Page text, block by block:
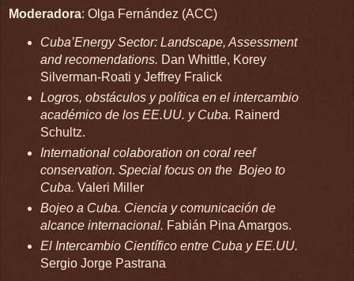
Moderadora: Olga Fernández (ACC)
Cuba’Energy Sector: Landscape, Assessment
and recomendations. Dan Whittle, Korey
Silverman-Roati y Jeffrey Fralick
Logros, obstáculos y política en el intercambio
académico de los EE.UU. y Cuba. Rainerd
Schultz.
International colaboration on coral reef
conservation. Special focus on the Bojeo to
Cuba. Valeri Miller
Bojeo a Cuba. Ciencia y comunicación de
alcance internacional. Fabián Pina Amargos.
El Intercambio Científico entre Cuba y EE.UU.
Sergio Jorge Pastrana